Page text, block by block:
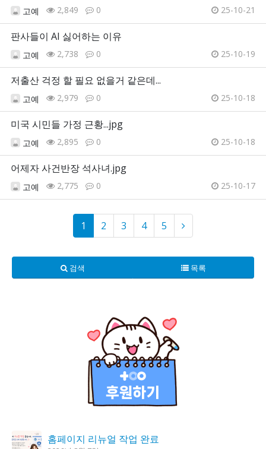
고예 2,849 0 25-10-21
판사들이 AI 싫어하는 이유
고예 2,738 0 25-10-19
저출산 걱정 할 필요 없을거 같은데...
고예 2,979 0 25-10-18
미국 시민들 가정 근황...jpg
고예 2,895 0 25-10-18
어제자 사건반장 석사녀.jpg
고예 2,775 0 25-10-17
1 2 3 4 5
검색 목록
홈페이지 리뉴얼 작업 완료